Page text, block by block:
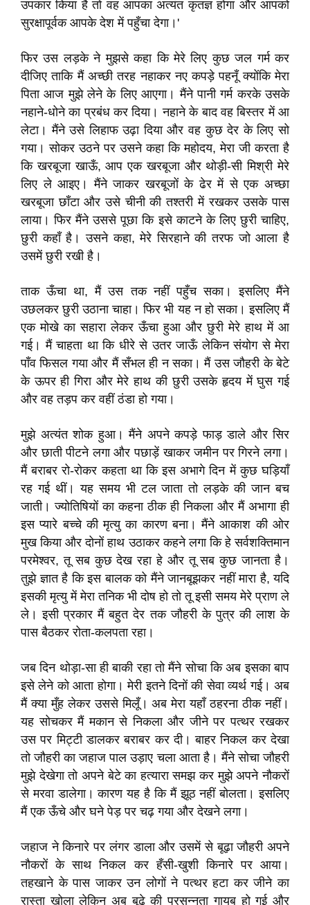
उपकार किया है तो वह आपका अत्यंत कृतज्ञ होगा और आपको
सुरक्षापूर्वक आपके देश में पहुँचा देगा।'
फिर उस लड़के ने मुझसे कहा कि मेरे लिए कुछ जल गर्म कर
दीजिए ताकि मैं अच्छी तरह नहाकर नए कपड़े पहनूँ क्योंकि मेरा
पिता आज मुझे लेने के लिए आएगा। मैंने पानी गर्म करके उसके
नहाने-धोने का प्रबंध कर दिया। नहाने के बाद वह बिस्तर में आ
लेटा। मैंने उसे लिहाफ उढ़ा दिया और वह कुछ देर के लिए सो
गया। सोकर उठने पर उसने कहा कि महोदय, मेरा जी करता है
कि खरबूजा खाऊँ, आप एक खरबूजा और थोड़ी-सी मिश्री मेरे
लिए ले आइए। मैंने जाकर खरबूजों के ढेर में से एक अच्छा
खरबूजा छाँटा और उसे चीनी की तश्तरी में रखकर उसके पास
लाया। फिर मैंने उससे पूछा कि इसे काटने के लिए छुरी चाहिए,
छुरी कहाँ है। उसने कहा, मेरे सिरहाने की तरफ जो आला है
उसमें छुरी रखी है।
ताक ऊँचा था, मैं उस तक नहीं पहुँच सका। इसलिए मैंने
उछलकर छुरी उठाना चाहा। फिर भी यह न हो सका। इसलिए मैं
एक मोखे का सहारा लेकर ऊँचा हुआ और छुरी मेरे हाथ में आ
गई। मैं चाहता था कि धीरे से उतर जाऊँ लेकिन संयोग से मेरा
पाँव फिसल गया और मैं सँभल ही न सका। मैं उस जौहरी के बेटे
के ऊपर ही गिरा और मेरे हाथ की छुरी उसके हृदय में घुस गई
और वह तड़प कर वहीं ठंडा हो गया।
मुझे अत्यंत शोक हुआ। मैंने अपने कपड़े फाड़ डाले और सिर
और छाती पीटने लगा और पछाड़ें खाकर जमीन पर गिरने लगा।
मैं बराबर रो-रोकर कहता था कि इस अभागे दिन में कुछ घड़ियाँ
रह गई थीं। यह समय भी टल जाता तो लड़के की जान बच
जाती। ज्योतिषियों का कहना ठीक ही निकला और मैं अभागा ही
इस प्यारे बच्चे की मृत्यु का कारण बना। मैंने आकाश की ओर
मुख किया और दोनों हाथ उठाकर कहने लगा कि हे सर्वशक्तिमान
परमेश्वर, तू सब कुछ देख रहा हे और तू सब कुछ जानता है।
तुझे ज्ञात है कि इस बालक को मैंने जानबूझकर नहीं मारा है, यदि
इसकी मृत्यु में मेरा तनिक भी दोष हो तो तू इसी समय मेरे प्राण ले
ले। इसी प्रकार मैं बहुत देर तक जौहरी के पुत्र की लाश के
पास बैठकर रोता-कलपता रहा।
जब दिन थोड़ा-सा ही बाकी रहा तो मैंने सोचा कि अब इसका बाप
इसे लेने को आता होगा। मेरी इतने दिनों की सेवा व्यर्थ गई। अब
मैं क्या मुँह लेकर उससे मिलूँ। अब मेरा यहाँ ठहरना ठीक नहीं।
यह सोचकर मैं मकान से निकला और जीने पर पत्थर रखकर
उस पर मिट्टी डालकर बराबर कर दी। बाहर निकल कर देखा
तो जौहरी का जहाज पाल उड़ाए चला आता है। मैंने सोचा जौहरी
मुझे देखेगा तो अपने बेटे का हत्यारा समझ कर मुझे अपने नौकरों
से मरवा डालेगा। कारण यह है कि मैं झूठ नहीं बोलता। इसलिए
मैं एक ऊँचे और घने पेड़ पर चढ़ गया और देखने लगा।
जहाज ने किनारे पर लंगर डाला और उसमें से बूढ़ा जौहरी अपने
नौकरों के साथ निकल कर हँसी-खुशी किनारे पर आया।
तहखाने के पास जाकर उन लोगों ने पत्थर हटा कर जीने का
रास्ता खोला लेकिन अब बूढ़े की प्रसन्नता गायब हो गई और